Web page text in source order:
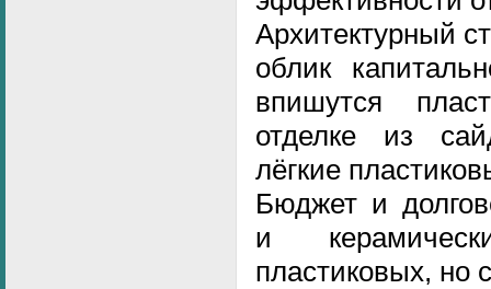
Архитектурный
облик
впишутся
отделке из
лёгкие
Бюджет и
и
пластиковых, но